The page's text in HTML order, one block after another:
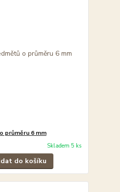
průměru 6 mm
Skladem 5 ks
do košíku